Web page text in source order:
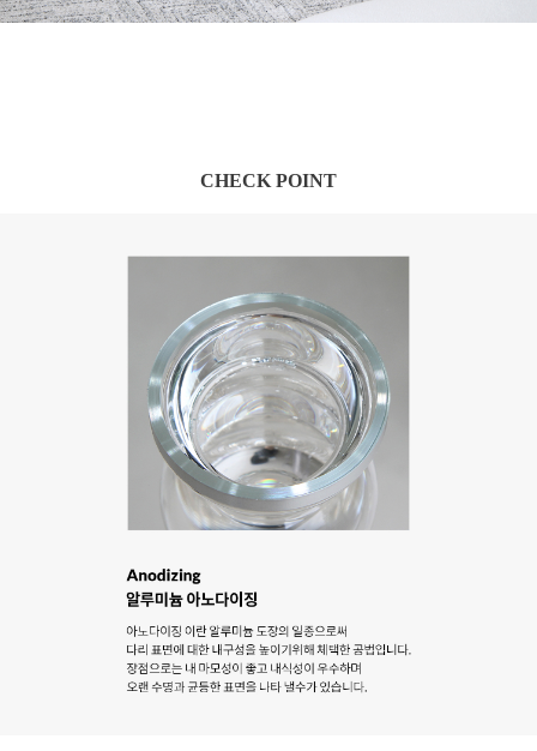
CHECK POINT